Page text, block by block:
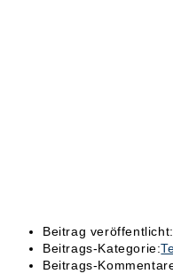
Beitrag veröffentlicht:
Beitrags-Kategorie:
Beitrags-